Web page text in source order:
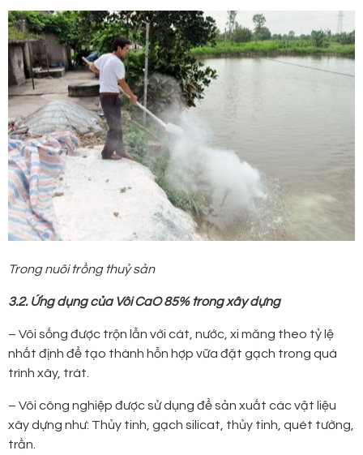
Trong nuôi trồng thuỷ sản
3.2. Ứng dụng của Vôi CaO 85% trong xây dựng
– Vôi sống được trộn lẫn với cát, nước, xi măng theo tỷ lệ
nhất định để tạo thành hỗn hợp vữa đặt gạch trong quá
trình xây, trát.
– Vôi công nghiệp được sử dụng để sản xuất các vật liệu
xây dựng như: Thủy tinh, gạch silicat, thủy tinh, quét tường,
trần.